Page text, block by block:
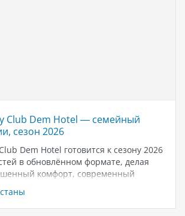
Club Dem Hotel — семейный
сезон 2026
Dem Hotel готовится к сезону 2026
в обновлённом формате, делая
комфорт, современный
популярным выбором для тех,
отель в…